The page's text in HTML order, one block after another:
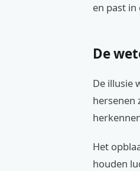
en past
De
De illusie
hersenen
Het
houden